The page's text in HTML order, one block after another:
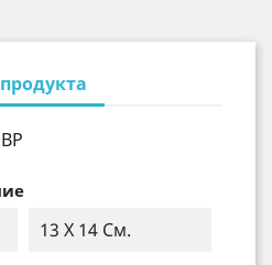
13 X 14 См.